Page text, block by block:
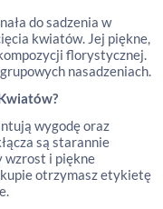
do sadzenia w
kwiatów. Jej piękne,
florystycznej.
nasadzeniach.
wygodę oraz
są starannie
wzrost i piękne
otrzymasz etykietę